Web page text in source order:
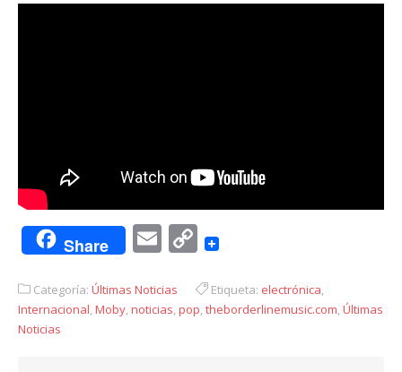
Share EmailCopy
Categoría: Últimas Noticias Etiqueta: electrónica
Internacional Moby noticias pop theborderlinemusic.com Últimas
Noticias